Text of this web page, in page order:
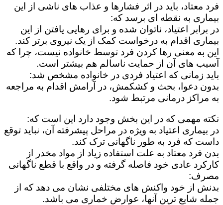
فرد معتاد، باید در اثر فشارها و عذاب های ناشی از این
بیماری به نقطه ای برسد که:
در برابر اعتیاد، ناتوان شده و برای رهایی یافتن از این
بیماری اقدام به درخواست کمک از یک نیروی برتر کند.
این به معنی رها کردن فرد توسط خانواده نیست، چرا که
آسیب های آن از حمایت ناسالم هم بیشتر است.
باید زمانی که اعتیاد فردی در خانواده مشخص شد:
بدون دعوا، بحث و کشکمش، در آرامش اقدام به مراجعه
به مراکز درمانی مرتبط شود.
نکته مهمی که در این بخش وجود دارد این است که:
در بیماری اعتیاد به ویژه در مراحل پیشرفته آن، نباید توقع
داست که فرد به طور ناگهانی ترک کند.
بدن فرد معتاد به علت استفاده زیاد از مواد مخدر از
کارکرد عادی خود فاصله گرفته و در واقع با قطع ناگهانی
مصرف:
بدنش از خود واکنش های مختلفی نشان می دهد که از
جمله شایع ترین آنها، عوارض خماری می باشد.